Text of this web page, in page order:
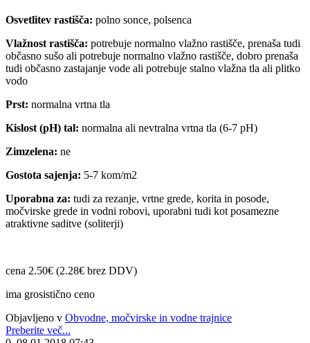
Osvetlitev rastišča: polno sonce, polsenca
Vlažnost rastišča: potrebuje normalno vlažno rastišče, prenaša tudi
občasno sušo ali potrebuje normalno vlažno rastišče, dobro prenaša
tudi občasno zastajanje vode ali potrebuje stalno vlažna tla ali plitko
vodo
Prst: normalna vrtna tla
Kislost (pH) tal: normalna ali nevtralna vrtna tla (6-7 pH)
Zimzelena: ne
Gostota sajenja: 5-7 kom/m2
Uporabna za: tudi za rezanje, vrtne grede, korita in posode,
močvirske grede in vodni robovi, uporabni tudi kot posamezne
atraktivne saditve (soliterji)
cena 2.50€ (2.28€ brez DDV)
ima grosistično ceno
Objavljeno v Obvodne, močvirske in vodne trajnice
Preberite več...